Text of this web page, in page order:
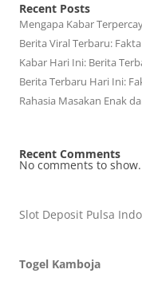
Recent Posts
Mengapa Kabar
Berita Viral Terbaru:
Kabar Hari Ini: Berita
Berita Terbaru Hari Ini:
Rahasia Masakan Enak
Recent Comments
No comments to show.
Slot Deposit Pulsa
Togel Kamboja